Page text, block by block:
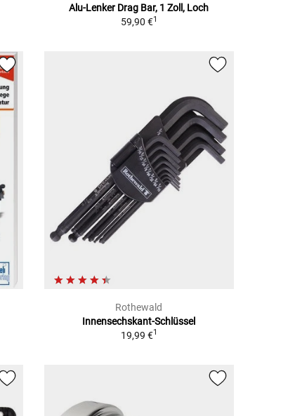
Alu-Lenker Drag Bar, 1 Zoll, Loch
59,90 €1
Rothewald
Innensechskant-Schlüssel
19,99 €1